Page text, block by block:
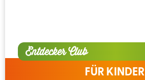
Entdecker Club
FÜR KINDER